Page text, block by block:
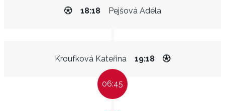
Pejšová Adéla
18:18
Kroufková Kateřina 19:18
06:45